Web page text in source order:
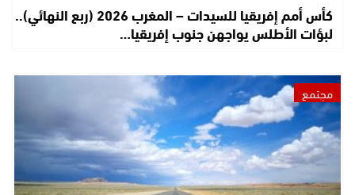
كأس أمم إفريقيا للسيدات – المغرب 2026 (ربع النهائي)..
لبؤات الأطلس يواجهن جنوب إفريقيا…
مجتمع